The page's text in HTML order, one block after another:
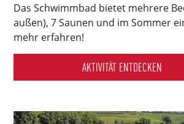
Das Schwimmbad bietet mehrere
außen), 7 Saunen und im Sommer
mehr erfahren!
AKTIVITÄT ENTDECKEN